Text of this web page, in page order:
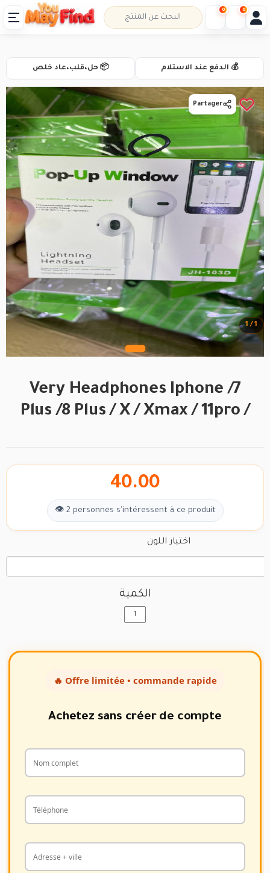
Very Headphones Iphone /7
Plus /8 Plus / X / Xmax / 11pro /
📦 حل،قلب،عاد خلص 💰 الدفع عند الاستلام
1 / 1
Partager
40.00
👁 2 personnes s'intéressent à ce produit
اختيار اللون
الكمية
🔥 Offre limitée • commande rapide
Achetez sans créer de compte
0 0